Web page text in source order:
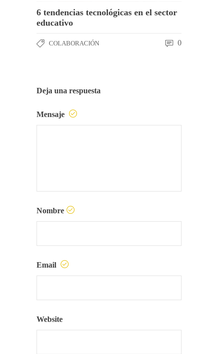
6 tendencias tecnológicas en el sector
educativo
COLABORACIÓN 0
Deja una respuesta
Mensaje
Nombre
Email
Website